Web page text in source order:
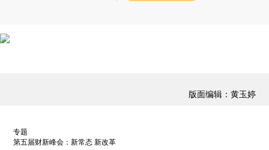
版面编辑：黄玉婷
专题
第五届财新峰会：新常态 新改革